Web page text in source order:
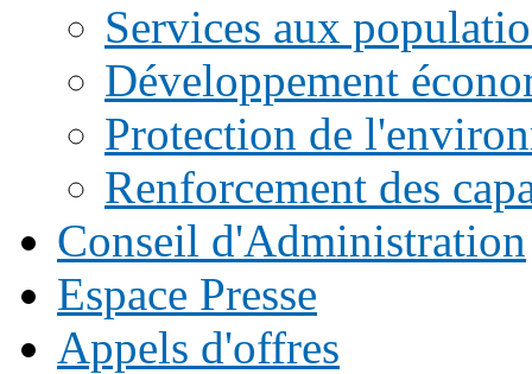
Services aux
Développement
Protection de
Renforcement des
Conseil d'Administration
Espace Presse
Appels d'offres